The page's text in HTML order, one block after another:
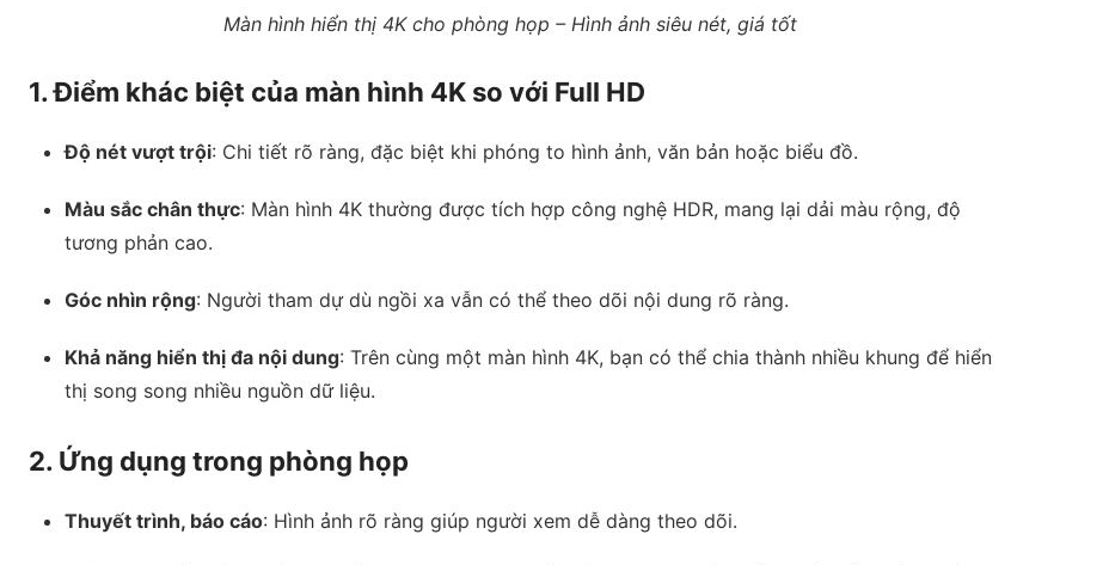
Màn hình hiển thị 4K cho phòng họp – Hình ảnh siêu nét, giá tốt
1. Điểm khác biệt của màn hình 4K so với Full HD
Độ nét vượt trội: Chi tiết rõ ràng, đặc biệt khi phóng to hình ảnh, văn bản hoặc biểu đồ.
Màu sắc chân thực: Màn hình 4K thường được tích hợp công nghệ HDR, mang lại dải màu rộng, độ
tương phản cao.
Góc nhìn rộng: Người tham dự dù ngồi xa vẫn có thể theo dõi nội dung rõ ràng.
Khả năng hiển thị đa nội dung: Trên cùng một màn hình 4K, bạn có thể chia thành nhiều khung để hiển
thị song song nhiều nguồn dữ liệu.
2. Ứng dụng trong phòng họp
Thuyết trình, báo cáo: Hình ảnh rõ ràng giúp người xem dễ dàng theo dõi.